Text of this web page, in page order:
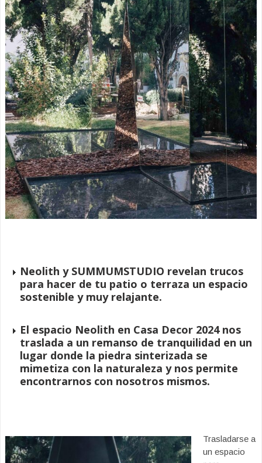
Neolith y SUMMUMSTUDIO revelan trucos
para hacer de tu patio o terraza un espacio
sostenible y muy relajante.
El espacio Neolith en Casa Decor 2024 nos
traslada a un remanso de tranquilidad en un
lugar donde la piedra sinterizada se
mimetiza con la naturaleza y nos permite
encontrarnos con nosotros mismos.
Trasladarse a
un espacio